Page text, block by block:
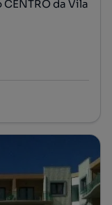
da Vila